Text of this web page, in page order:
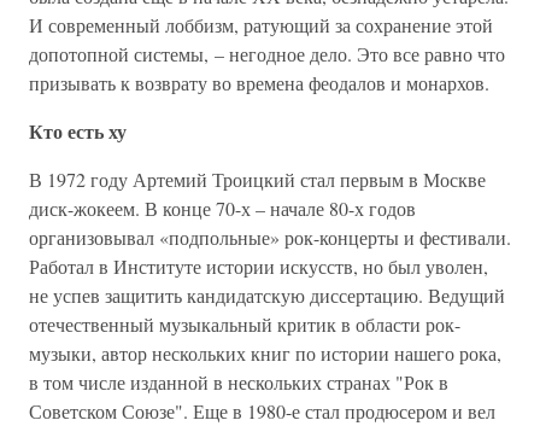
И современный лоббизм, ратующий за сохранение этой
допотопной системы, – негодное дело. Это все равно что
призывать к возврату во времена феодалов и монархов.
Кто есть ху
В 1972 году Артемий Троицкий стал первым в Москве
диск-жокеем. В конце 70-х – начале 80-х годов
организовывал «подпольные» рок-концерты и фестивали.
Работал в Институте истории искусств, но был уволен,
не успев защитить кандидатскую диссертацию. Ведущий
отечественный музыкальный критик в области рок-
музыки, автор нескольких книг по истории нашего рока,
в том числе изданной в нескольких странах "Рок в
Советском Союзе". Еще в 1980-е стал продюсером и вел